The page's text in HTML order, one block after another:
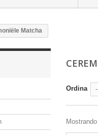
Matcha
Ordina